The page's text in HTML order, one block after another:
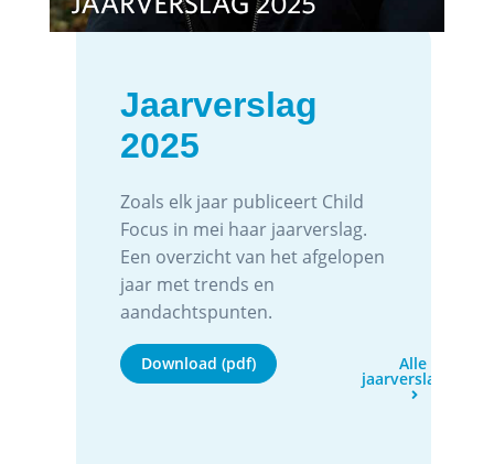
Jaarverslag
2025
Zoals elk jaar publiceert Child
Focus in mei haar jaarverslag.
Een overzicht van het afgelopen
jaar met trends en
aandachtspunten.
Download (pdf) Alle
jaarverslagen